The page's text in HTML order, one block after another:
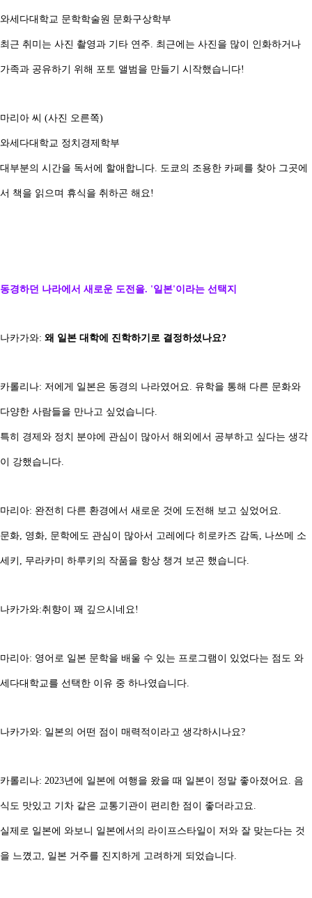
와세다대학교 문학학술원 문화구상학부
최근 취미는 사진 촬영과 기타 연주. 최근에는 사진을 많이 인화하거나
가족과 공유하기 위해 포토 앨범을 만들기 시작했습니다!
마리아 씨 (사진 오른쪽)
와세다대학교 정치경제학부
대부분의 시간을 독서에 할애합니다. 도쿄의 조용한 카페를 찾아 그곳에
서 책을 읽으며 휴식을 취하곤 해요!
동경하던 나라에서 새로운 도전을. '일본'이라는 선택지
나카가와: 왜 일본 대학에 진학하기로 결정하셨나요?
카롤리나: 저에게 일본은 동경의 나라였어요. 유학을 통해 다른 문화와
다양한 사람들을 만나고 싶었습니다.
특히 경제와 정치 분야에 관심이 많아서 해외에서 공부하고 싶다는 생각
이 강했습니다.
마리아: 완전히 다른 환경에서 새로운 것에 도전해 보고 싶었어요.
문화, 영화, 문학에도 관심이 많아서 고레에다 히로카즈 감독, 나쓰메 소
세키, 무라카미 하루키의 작품을 항상 챙겨 보곤 했습니다.
나카가와:취향이 꽤 깊으시네요!
마리아: 영어로 일본 문학을 배울 수 있는 프로그램이 있었다는 점도 와
세다대학교를 선택한 이유 중 하나였습니다.
나카가와: 일본의 어떤 점이 매력적이라고 생각하시나요?
카롤리나: 2023년에 일본에 여행을 왔을 때 일본이 정말 좋아졌어요. 음
식도 맛있고 기차 같은 교통기관이 편리한 점이 좋더라고요.
실제로 일본에 와보니 일본에서의 라이프스타일이 저와 잘 맞는다는 것
을 느꼈고, 일본 거주를 진지하게 고려하게 되었습니다.